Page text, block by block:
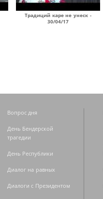
Традиций каре не унеск -
30/04/17
Вопрос дня
День Бендерской
трагедии
День Республики
Диалог на равных
Диалоги с Президентом